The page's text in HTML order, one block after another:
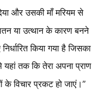
और उसकी माँ मरियम से
या उत्थान के कारण बनने
किया गया है जिसका
तक कि तेरा अपना प्राण
के विचार प्रकट हो जाएं।”